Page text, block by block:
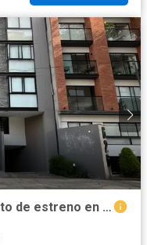
Venta de hermoso departamento de estreno en Miraflores